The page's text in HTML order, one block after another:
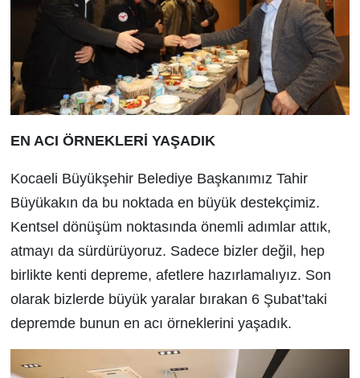
EN ACI ÖRNEKLERİ YAŞADIK
Kocaeli Büyükşehir Belediye Başkanımız Tahir
Büyükakın da bu noktada en büyük destekçimiz.
Kentsel dönüşüm noktasında önemli adımlar attık,
atmayı da sürdürüyoruz. Sadece bizler değil, hep
birlikte kenti depreme, afetlere hazırlamalıyız. Son
olarak bizlerde büyük yaralar bırakan 6 Şubat’taki
depremde bunun en acı örneklerini yaşadık.